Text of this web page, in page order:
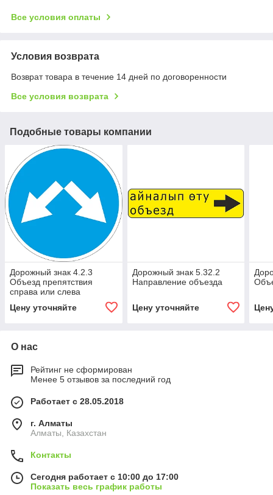
Все условия оплаты
Условия возврата
Возврат товара в течение 14 дней по договоренности
Все условия возврата
Подобные товары компании
Дорожный знак 4.2.3
Объезд препятствия
справа или слева
Цену уточняйте
Дорожный знак 5.32.2
Направление объезда
Цену уточняйте
О нас
Рейтинг не сформирован
Менее 5 отзывов за последний год
Работает с 28.05.2018
г. Алматы
Алматы, Казахстан
Контакты
Сегодня работает с 10:00 до 17:00
Показать весь график работы